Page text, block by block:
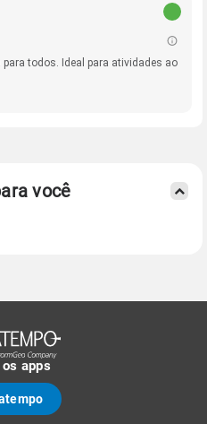
todos. Ideal para atividades ao
você
apps